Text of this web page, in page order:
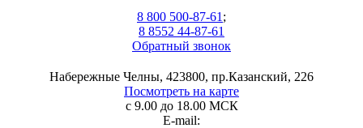
8 800 500-87-61 ;
8 8552 44-87-61
Обратный звонок
Набережные Челны, 423800, пр.Казанский, 226
Посмотреть на карте
с 9.00 до 18.00 МСК
E-mail: